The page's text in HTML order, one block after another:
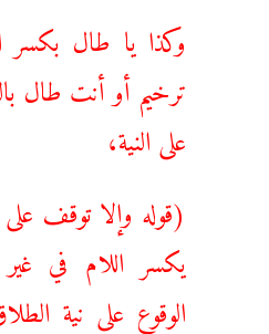
وكذا يا طال بكسر
ترخيم أو أنت طال
على النية،
(قوله وإلا توقف
يكسر اللام في
الوقوع على نية